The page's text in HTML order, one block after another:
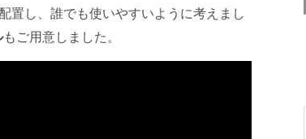
置し、誰でも使いやすいように考えまし
もご用意しました。